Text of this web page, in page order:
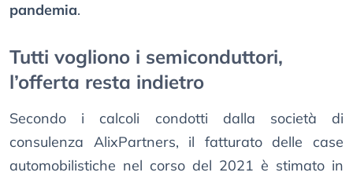
pandemia.
Tutti vogliono i semiconduttori,
l’offerta resta indietro
Secondo i calcoli condotti dalla società di
consulenza AlixPartners, il fatturato delle case
automobilistiche nel corso del 2021 è stimato in